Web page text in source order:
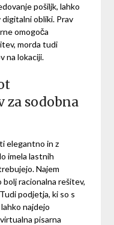
pošiljk, lahko
obliki. Prav
omogoča
morda tudi
na lokaciji.
za sodobna
elegantno in z
imela lastnih
Najem
bolj racionalna rešitev,
podjetja, ki so s
najdejo
pisarna